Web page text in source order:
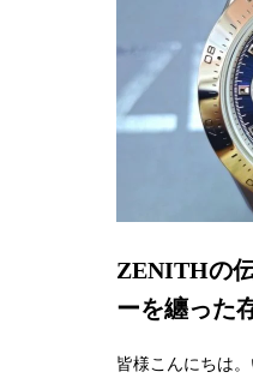
ZENITHの
ーを纏った
皆様こんにちは